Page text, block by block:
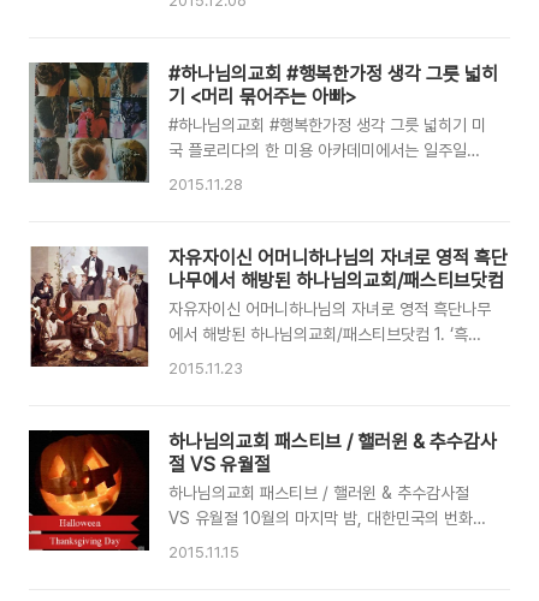
상징하는 문구와 문양이 아예 사라졌습니다. 붉은
이런 분위기는 유럽도 마찬가지라고 합니다. 영
국에서는 영화관들이 “종교적 광고는 금지한다”..
보게 됐습니다. 실의에 빠진 구두쇠는 이 세상을
하직하고 싶어 튼튼한 노끈을 구매했습니다. 그는
죽기 전 마지막으로 세상 소식이 궁금해 라디오를
틀었는데 뉴스에서 전 유럽의 밀가루 가격이 폭등
을 해봐도 4천 7백만 원 상당의 이익이 생겼음을
결국 죽고 말았습니다. 이유인즉 사놓은 노끈이 아
까워서였습니다. 그래도 밀가루 가격이 폭등했다
는 기쁜 소식에 웃으면서 죽었다고 합니다. ..
#하나님의교회 #행복한가정 생각 그릇 넓히
기 <머리 묶어주는 아빠>
#하나님의교회 #행복한가정 생각 그릇 넓히기 미
국 플로리다의 한 미용 아카데미에서는 일주일에
한 번씩 특별한 강의가 열립니다. 강의의 주제는
33살의 자동차 정비공입니다. 건장한 체격에, 거
친 일을 하는 그가 미용 강의를 하게 된 이유는 아
홉살 난 딸아이 때문입니다. 8년 전부터 딸아이를
홀로 키우게 된 그는 딸에게 늘 미안한 마음을 가
많은 노력을 했지만 섬세함을 요하는 일에 있어서
머리를 묶어주는 일은 정말 힘들었습니다. 그래도
딸아이를 위히 포기하지 않고 계속 연습한 결과,
이제는 어느 엄마보다 머리를 잘 묶..
2015.11.28
자유자이신 어머니하나님의 자녀로 영적 흑단
나무에서 해방된 하나님의교회/패스티브닷컴
자유자이신 어머니하나님의 자녀로 영적 흑단나무
에서 해방된 하나님의교회/패스티브닷컴 1. ‘흑인
노예와 노예상인-인류 최초의 인종차별’, 시공사
시물을 하나 보게 되었습니다. 조선시대 노비 매매
문서였는데, 놀랍게도 ‘사람’의 ‘가격’이 소값보다
낮았습니다. 조선 숙종 38년(1712년)의 이 고문
서는 이 생원이 ‘소유’하고 있던 노비 모자를 다른
다. 노비 모자, 즉 두 사람의 몸값은 45냥. 각각
2015.11.23
하나님의교회 패스티브 / 핼러윈 & 추수감사
절 VS 유월절
하나님의교회 패스티브 / 핼러윈 & 추수감사절
VS 유월절 10월의 마지막 밤, 대한민국의 번화한
거리 곳곳에 핼러윈데이를 즐기려는 코스프레족들
2015.11.15